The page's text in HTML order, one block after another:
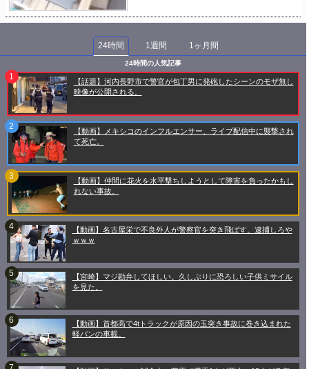
24時間 1週間 1ヶ月間
24時間の人気記事
【話題】河内長野市で警官が包丁男に発砲したシーンのモザ無し
映像が公開される。
【動画】メキシコのインフルエンサー、ライブ配信中に襲撃され
て死亡。
【動画】仲間に花火を水平撃ちしようとして障害を負ったかもし
れない事故。
【動画】名古屋栄で不良外人が警察官を突き飛ばす。逮捕しろや
ｗｗｗ
【宮崎】マジ勘弁してほしい。久しぶりに恐ろしい子供ミサイル
を見た。
【動画】首都高で4tトラックが原因の玉突き事故に巻き込まれた
軽バンの車載。